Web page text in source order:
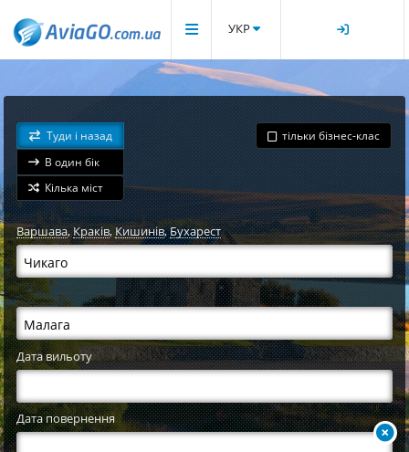
УКР
Туди і назад
В один бік
Кілька міст
тільки бізнес-клас
Варшава,Краків,Кишинів,Бухарест
Дата вильоту
Дата повернення